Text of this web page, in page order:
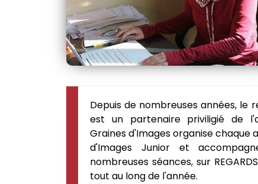
Depuis de nombreuses années, le
est un partenaire priviligié de
Graines d'Images organise chaque
d'Images Junior et
nombreuses séances, sur REGARDS
tout au long de l'année.